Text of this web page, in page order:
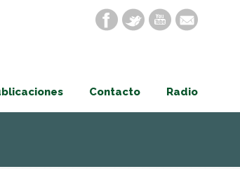
Contacto Radio